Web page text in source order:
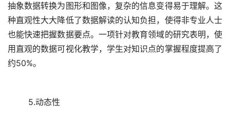
抽象数据转换为图形和图像，复杂的信息变得易于理解。这
种直观性大大降低了数据解读的认知负担，使得非专业人士
也能快速把握数据要点。一项针对教育领域的研究表明，使
用直观的数据可视化教学，学生对知识点的掌握程度提高了
5.动态性